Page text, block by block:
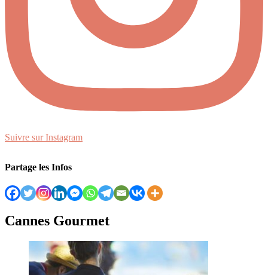
Suivre sur Instagram
Partage les Infos
Cannes Gourmet